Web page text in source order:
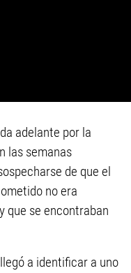
adelante por la
las semanas
de que el
no era
que se encontraban
a identificar a uno